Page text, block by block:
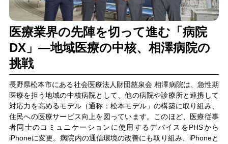
医療業界の先陣を切って進む「病院
DX」―地域医療の中核、相澤病院の
挑戦
長野県松本市にある社会医療法人財団慈泉会 相澤病院は、急性期
医療を担う地域の中核病院として、他の病院や診療所と連携して
対応力を高めるモデル（通称：松本モデル」の構築に取り組み、
住民への医療サービス向上を図っています。このほど、医療従事
者同士のコミュニケーションに使用するデバイスをPHSから
iPhoneに変更。病院内の通信環境の改善にも取り組み、iPhoneと